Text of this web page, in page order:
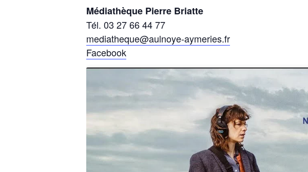
Médiathèque Pierre Briatte
Tél. 03 27 66 44 77
mediatheque@aulnoye-aymeries.fr
Facebook